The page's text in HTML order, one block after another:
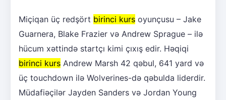
Miçiqan üç redşört birinci kurs oyunçusu – Jake
Guarnera, Blake Frazier və Andrew Sprague – ilə
hücum xəttində startçı kimi çıxış edir. Həqiqi
birinci kurs Andrew Marsh 42 qəbul, 641 yard və
üç touchdown ilə Wolverines-də qəbulda liderdir.
Müdafiəçilər Jayden Sanders və Jordan Young